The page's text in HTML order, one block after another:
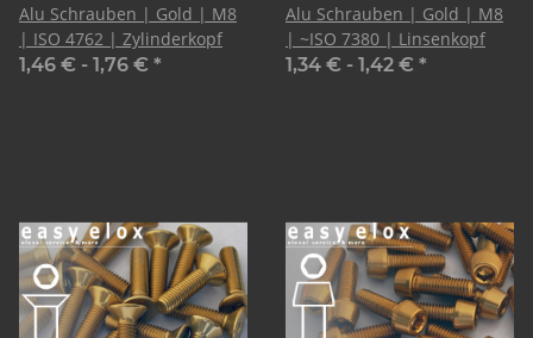
Alu Schrauben | Gold | M8
| ISO 4762 | Zylinderkopf
1,46 € - 1,76 € *
Alu Schrauben | Gold | M8
| ~ISO 7380 | Linsenkopf
1,34 € - 1,42 € *